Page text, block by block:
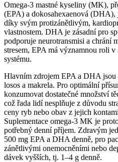
Omega-3 mastné kyseliny (MK),
(EPA) a dokosahexaenová
díky svým protizánětlivým,
vlastnostem. DHA je zásadní pro
podporuje neurotransmisi a chrání
stresem, EPA má významnou roli
systému.
Hlavním zdrojem EPA a DHA
losos a makrela. Pro optimální
konzumovat dostatečné množství
což řada lidí nesplňuje z důvodu
ceny ryb nebo obav z jejich
Suplementace omega-3 MK je
potřebný denní příjem. Zdravým
500 mg EPA a DHA denně, pro
zánětlivými onemocněními nebo
dávek vyšších, tj. 1–4 g denně.